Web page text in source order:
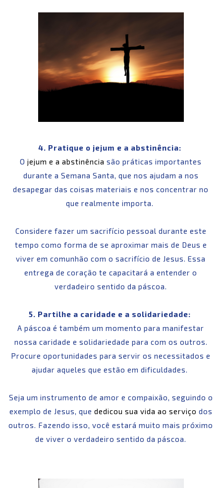
4. Pratique o jejum e a abstinência:
Ojejum e a abstinênciasão práticas importantes
durante a Semana Santa, que nos ajudam a nos
desapegar das coisas materiais e nos concentrar no
que realmente importa.
Considere fazer um sacrifício pessoal durante este
tempo como forma de se aproximar mais de Deus e
viver em comunhão com o sacrifício de Jesus. Essa
entrega de coração te capacitará a entender o
verdadeiro sentido da páscoa.
5. Partilhe a caridade e a solidariedade:
A páscoa é também um momento para manifestar
nossa caridade e solidariedade para com os outros.
Procure oportunidades para servir os necessitados e
ajudar aqueles que estão em dificuldades.
Seja um instrumento de amor e compaixão, seguindo o
exemplo de Jesus, que dedicou sua vida ao serviço dos
outros. Fazendo isso, você estará muito mais próximo
de viver o verdadeiro sentido da páscoa.